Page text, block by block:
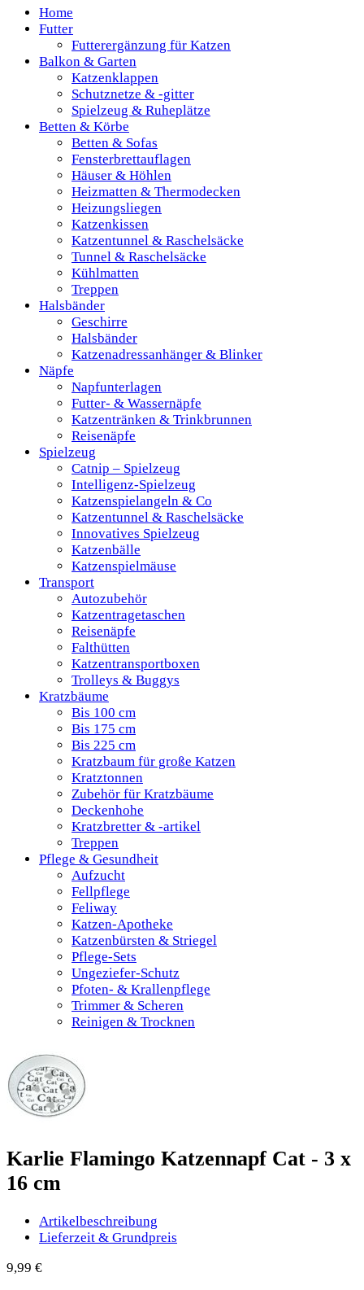
Home
Futter
Futterergänzung für Katzen
Balkon & Garten
Katzenklappen
Schutznetze & -gitter
Spielzeug & Ruheplätze
Betten & Körbe
Betten & Sofas
Fensterbrettauflagen
Häuser & Höhlen
Heizmatten & Thermodecken
Heizungsliegen
Katzenkissen
Katzentunnel & Raschelsäcke
Tunnel & Raschelsäcke
Kühlmatten
Treppen
Halsbänder
Geschirre
Halsbänder
Katzenadressanhänger & Blinker
Näpfe
Napfunterlagen
Futter- & Wassernäpfe
Katzentränken & Trinkbrunnen
Reisenäpfe
Spielzeug
Catnip – Spielzeug
Intelligenz-Spielzeug
Katzenspielangeln & Co
Katzentunnel & Raschelsäcke
Innovatives Spielzeug
Katzenbälle
Katzenspielmäuse
Transport
Autozubehör
Katzentragetaschen
Reisenäpfe
Falthütten
Katzentransportboxen
Trolleys & Buggys
Kratzbäume
Bis 100 cm
Bis 175 cm
Bis 225 cm
Kratzbaum für große Katzen
Kratztonnen
Zubehör für Kratzbäume
Deckenhohe
Kratzbretter & -artikel
Treppen
Pflege & Gesundheit
Aufzucht
Fellpflege
Feliway
Katzen-Apotheke
Katzenbürsten & Striegel
Pflege-Sets
Ungeziefer-Schutz
Pfoten- & Krallenpflege
Trimmer & Scheren
Reinigen & Trocknen
Karlie Flamingo Katzennapf Cat - 3 x
16 cm
Artikelbeschreibung
Lieferzeit & Grundpreis
9,99 €